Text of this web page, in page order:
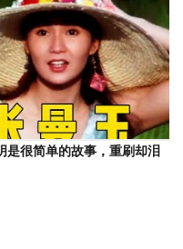
是很简单的故事，重刷却泪